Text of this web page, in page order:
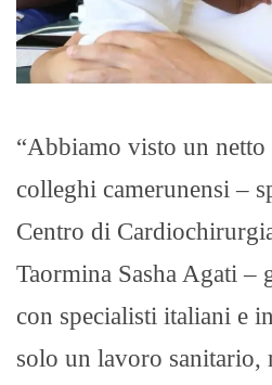
“Abbiamo visto un
colleghi camerunensi –
Centro di
Taormina Sasha Agati –
con specialisti italiani e
solo un lavoro sanitario,